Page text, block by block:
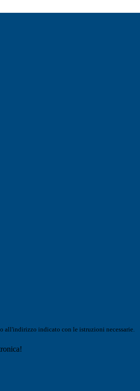
all'indirizzo indicato con le istruzioni necessarie.